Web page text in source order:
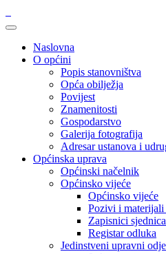
Naslovna
O općini
Popis stanovništva
Opća obilježja
Povijest
Znamenitosti
Gospodarstvo
Galerija fotografija
Adresar ustanova i
Općinska uprava
Općinski načelnik
Općinsko vijeće
Općinsko vijeće
Pozivi i materijali
Zapisnici
Registar odluka
Jedinstveni upravni